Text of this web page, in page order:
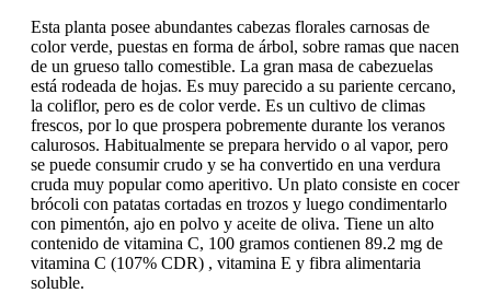
Esta planta posee abundantes cabezas florales carnosas de
color verde, puestas en forma de árbol, sobre ramas que nacen
de un grueso tallo comestible. La gran masa de cabezuelas
está rodeada de hojas. Es muy parecido a su pariente cercano,
la coliflor, pero es de color verde. Es un cultivo de climas
frescos, por lo que prospera pobremente durante los veranos
calurosos. Habitualmente se prepara hervido o al vapor, pero
se puede consumir crudo y se ha convertido en una verdura
cruda muy popular como aperitivo. Un plato consiste en cocer
brócoli con patatas cortadas en trozos y luego condimentarlo
con pimentón, ajo en polvo y aceite de oliva. Tiene un alto
contenido de vitamina C, 100 gramos contienen 89.2 mg de
vitamina C (107% CDR) , vitamina E y fibra alimentaria
soluble.